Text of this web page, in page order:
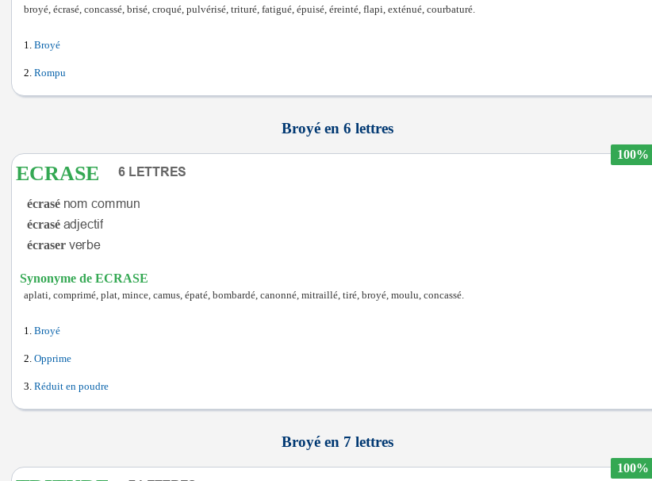
broyé, écrasé, concassé, brisé, croqué, pulvérisé, trituré, fatigué, épuisé, éreinté, flapi, exténué, courbaturé.
Broyé
Rompu
Broyé en 6 lettres
100%
ECRASE
écrasé
écrasé
écraser
Synonyme de ECRASE
aplati, comprimé, plat, mince, camus, épaté, bombardé, canonné, mitraillé, tiré, broyé, moulu, concassé.
Broyé
Opprime
Réduit en poudre
Broyé en 7 lettres
100%